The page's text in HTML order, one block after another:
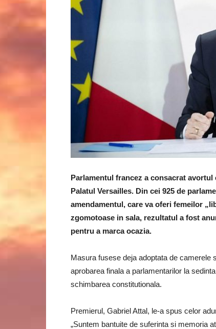
Parlamentul francez a consacrat
Palatul Versailles. Din cei 925 de
amendamentul, care va oferi femeilor
zgomotoase in sala, rezultatul a fost
pentru a marca ocazia.
Masura fusese deja adoptata de camerele
aprobarea finala a parlamentarilor la
schimbarea constitutionala.
Premierul, Gabriel Attal, le-a spus celor
„Suntem bantuite de suferinta si memoria